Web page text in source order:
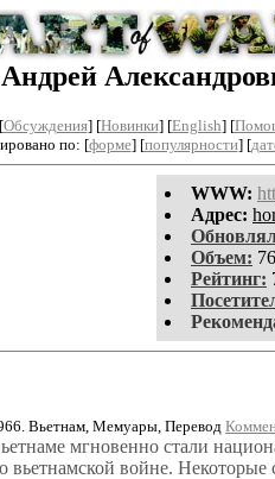
Обсуждения] [Новинки] [English] [
по: [форме] [популярности] [
WWW:
Aдpeс:
Объем:
Рейтинг:
Вьетнам, Мемуары, Перевод
мгновенно стали
войне. Некоторые